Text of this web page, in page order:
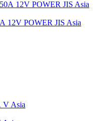
12V POWER JIS Asia